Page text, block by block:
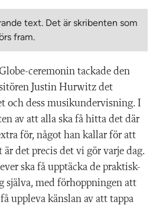
text. Det är skribenten som
fram.
ceremonin tackade den
Justin Hurwitz det
och dess musikundervisning. I
av att alla ska få hitta det där
för, något han kallar för att
är det precis det vi gör varje dag.
ska få upptäcka de praktisk-
själva, med förhoppningen att
uppleva känslan av att tappa